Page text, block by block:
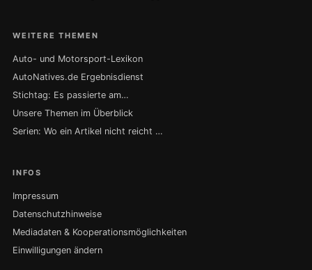
WEITERE THEMEN
Auto- und Motorsport-Lexikon
AutoNatives.de Ergebnisdienst
Stichtag: Es passierte am…
Unsere Themen im Überblick
Serien: Wo ein Artikel nicht reicht …
INFOS
Impressum
Datenschutzhinweise
Mediadaten & Kooperationsmöglichkeiten
Einwilligungen ändern